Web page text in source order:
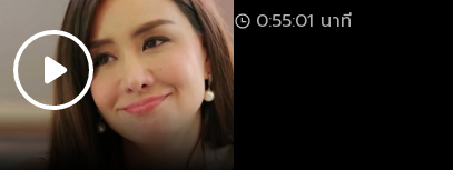
0:55:01 นาที